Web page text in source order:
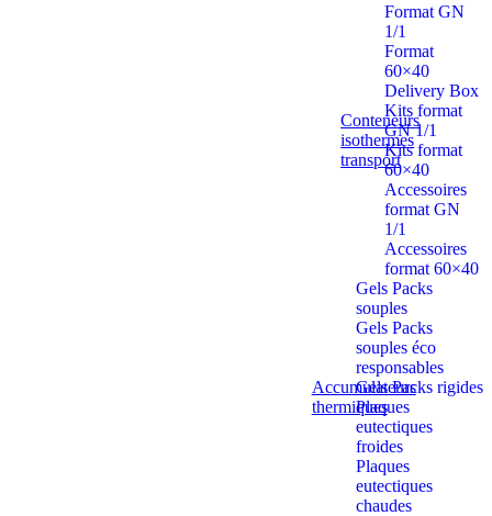
Conteneurs
isothermes
transport
Format GN
1/1
Format
60×40
Delivery Box
Kits format
GN 1/1
Kits format
60×40
Accessoires
format GN
1/1
Accessoires
format 60×40
Accumulateurs
thermiques
Gels Packs
souples
Gels Packs
souples éco
responsables
Gels Packs rigides
Plaques
eutectiques
froides
Plaques
eutectiques
chaudes